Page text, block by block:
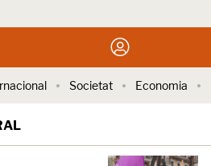
Societat Economia